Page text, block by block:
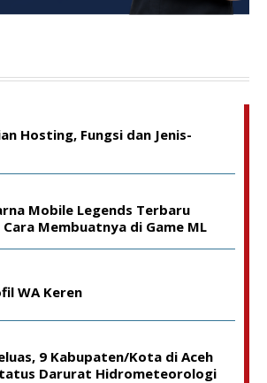
Hosting, Fungsi dan Jenis-
Mobile Legends Terbaru
Membuatnya di Game ML
WA Keren
9 Kabupaten/Kota di Aceh
Darurat Hidrometeorologi